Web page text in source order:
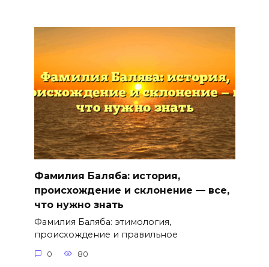
Фамилия Баляба: история,
происхождение и склонение — все,
что нужно знать
Фамилия Баляба: этимология,
происхождение и правильное
0 80